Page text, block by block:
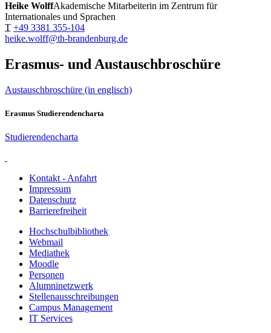
Heike WolffAkademische Mitarbeiterin im Zentrum für
Internationales und Sprachen
T +49 3381 355-104
heike.wolff@th-brandenburg.de
Erasmus- und Austauschbroschüre
Austauschbroschüre (in englisch)
Erasmus Studierendencharta
Studierendencharta
Kontakt - Anfahrt
Impressum
Datenschutz
Barrierefreiheit
Hochschulbibliothek
Webmail
Mediathek
Moodle
Personen
Alumninetzwerk
Stellenausschreibungen
Campus Management
IT Services